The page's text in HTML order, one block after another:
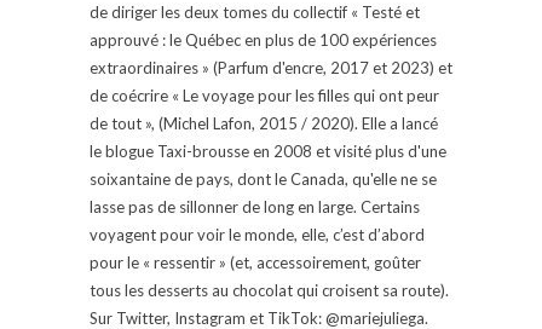
de diriger les deux tomes du collectif « Testé et
approuvé : le Québec en plus de 100 expériences
extraordinaires » (Parfum d'encre, 2017 et 2023) et
de coécrire « Le voyage pour les filles qui ont peur
de tout », (Michel Lafon, 2015 / 2020). Elle a lancé
le blogue Taxi-brousse en 2008 et visité plus d'une
soixantaine de pays, dont le Canada, qu'elle ne se
lasse pas de sillonner de long en large. Certains
voyagent pour voir le monde, elle, c’est d’abord
pour le « ressentir » (et, accessoirement, goûter
tous les desserts au chocolat qui croisent sa route).
Sur Twitter, Instagram et TikTok: @mariejuliega.